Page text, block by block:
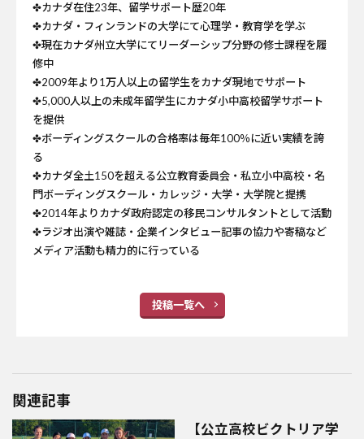
✤カナダ在住23年、留学サポート歴20年
✤カナダ・フィンランドの大学にて心理学・教育学を学ぶ
✤現在カナダ州立大学にてリーダーシップ分野の修士課程を履
修中
✤2009年より1万人以上の留学生をカナダ現地でサポート
✤5,000人以上の未成年留学生にカナダ小中高校留学サポート
を提供
✤ボーディングスクールの合格率は毎年100％に近い実績を誇
る
✤カナダ全土150を超える公立教育委員会・私立小中高校・名
門ボーディングスクール・カレッジ・大学・大学院と提携
✤2014年よりカナダ政府認定の移民コンサルタントとして活動
✤ラジオ出演や雑誌・企業インタビュー記事の協力や寄稿など
メディア活動も精力的に行っている
投稿一覧へ
関連記事
【公立高校ビクトリア学